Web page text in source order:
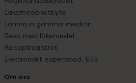
Läkemedelsutbyte
Lämna in gammal medicin
Resa med läkemedel
Receptregistret
Elektroniskt expertstöd, EES
Om oss